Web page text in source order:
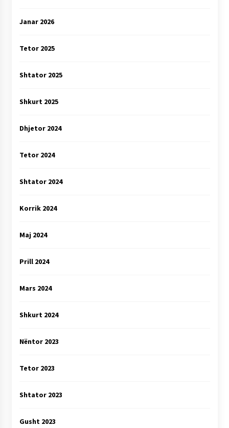
Janar 2026
Tetor 2025
Shtator 2025
Shkurt 2025
Dhjetor 2024
Tetor 2024
Shtator 2024
Korrik 2024
Maj 2024
Prill 2024
Mars 2024
Shkurt 2024
Nëntor 2023
Tetor 2023
Shtator 2023
Gusht 2023